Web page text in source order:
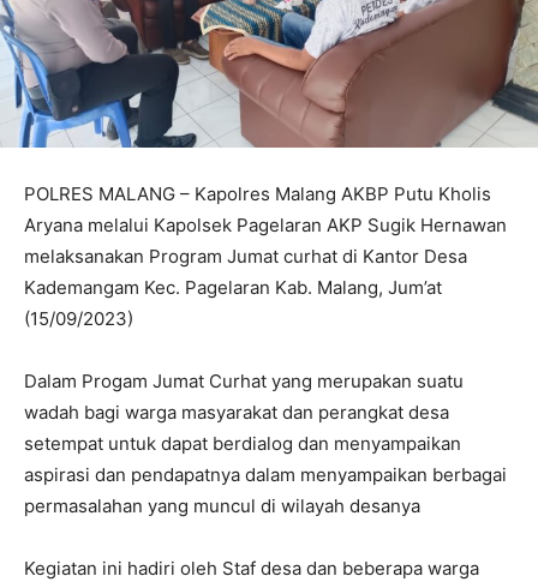
POLRES MALANG – Kapolres Malang AKBP Putu Kholis
Aryana melalui Kapolsek Pagelaran AKP Sugik Hernawan
melaksanakan Program Jumat curhat di Kantor Desa
Kademangam Kec. Pagelaran Kab. Malang, Jum’at
(15/09/2023)
Dalam Progam Jumat Curhat yang merupakan suatu
wadah bagi warga masyarakat dan perangkat desa
setempat untuk dapat berdialog dan menyampaikan
aspirasi dan pendapatnya dalam menyampaikan berbagai
permasalahan yang muncul di wilayah desanya
Kegiatan ini hadiri oleh Staf desa dan beberapa warga